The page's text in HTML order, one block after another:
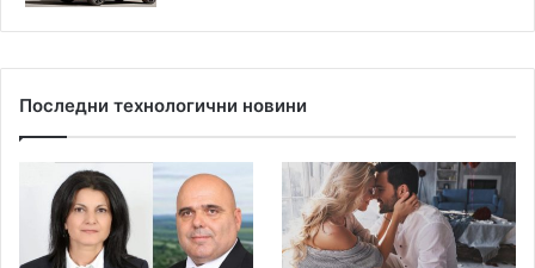
Последни технологични новини